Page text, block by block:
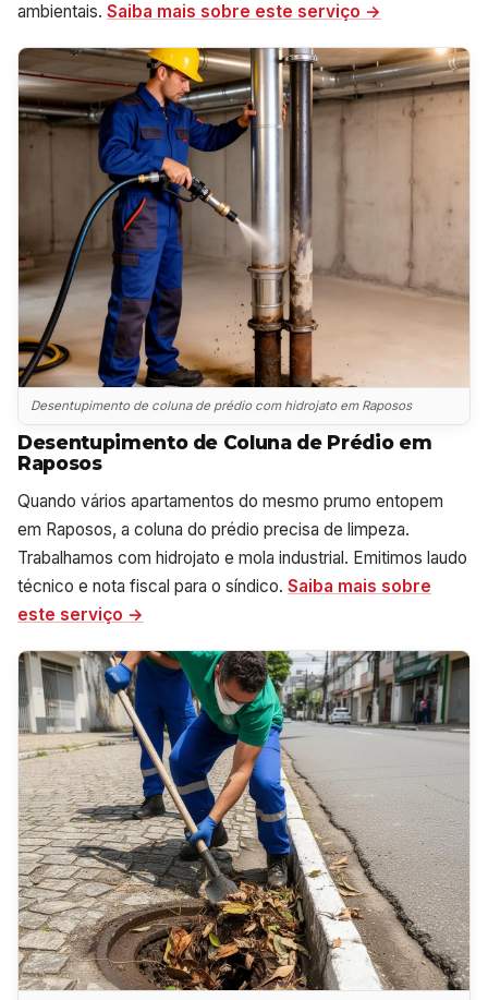
ambientais. Saiba mais sobre este serviço →
Desentupimento de coluna de prédio com hidrojato em Raposos
Desentupimento de Coluna de Prédio em
Raposos
Quando vários apartamentos do mesmo prumo entopem
em Raposos, a coluna do prédio precisa de limpeza.
Trabalhamos com hidrojato e mola industrial. Emitimos laudo
técnico e nota fiscal para o síndico. Saiba mais sobre
este serviço →